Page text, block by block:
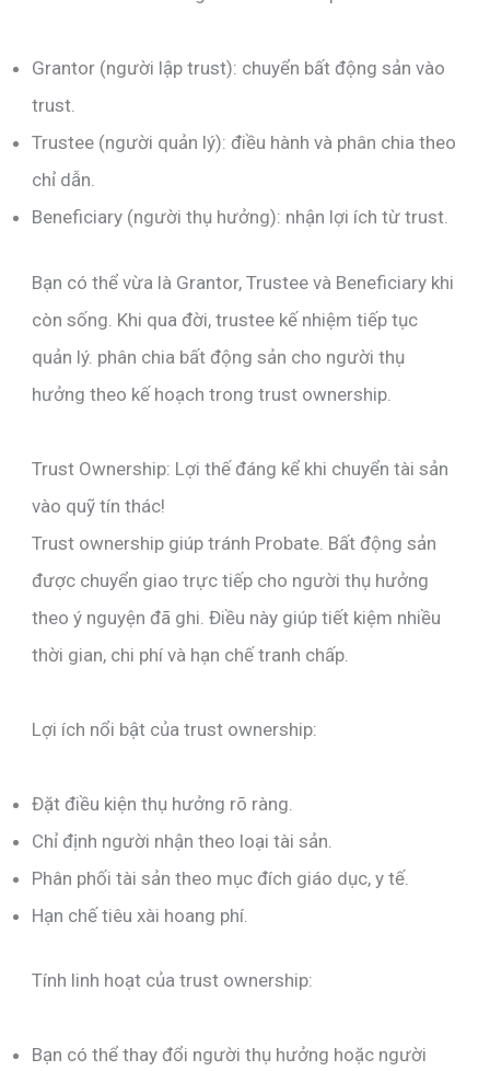
Grantor (người lập trust): chuyển bất động sản vào
trust.
Trustee (người quản lý): điều hành và phân chia theo
chỉ dẫn.
Beneficiary (người thụ hưởng): nhận lợi ích từ trust.
Bạn có thể vừa là Grantor, Trustee và Beneficiary khi
còn sống. Khi qua đời, trustee kế nhiệm tiếp tục
quản lý. phân chia bất động sản cho người thụ
hưởng theo kế hoạch trong trust ownership.
Trust Ownership: Lợi thế đáng kể khi chuyển tài sản
vào quỹ tín thác!
Trust ownership giúp tránh Probate. Bất động sản
được chuyển giao trực tiếp cho người thụ hưởng
theo ý nguyện đã ghi. Điều này giúp tiết kiệm nhiều
thời gian, chi phí và hạn chế tranh chấp.
Lợi ích nổi bật của trust ownership:
Đặt điều kiện thụ hưởng rõ ràng.
Chỉ định người nhận theo loại tài sản.
Phân phối tài sản theo mục đích giáo dục, y tế.
Hạn chế tiêu xài hoang phí.
Tính linh hoạt của trust ownership:
Bạn có thể thay đổi người thụ hưởng hoặc người